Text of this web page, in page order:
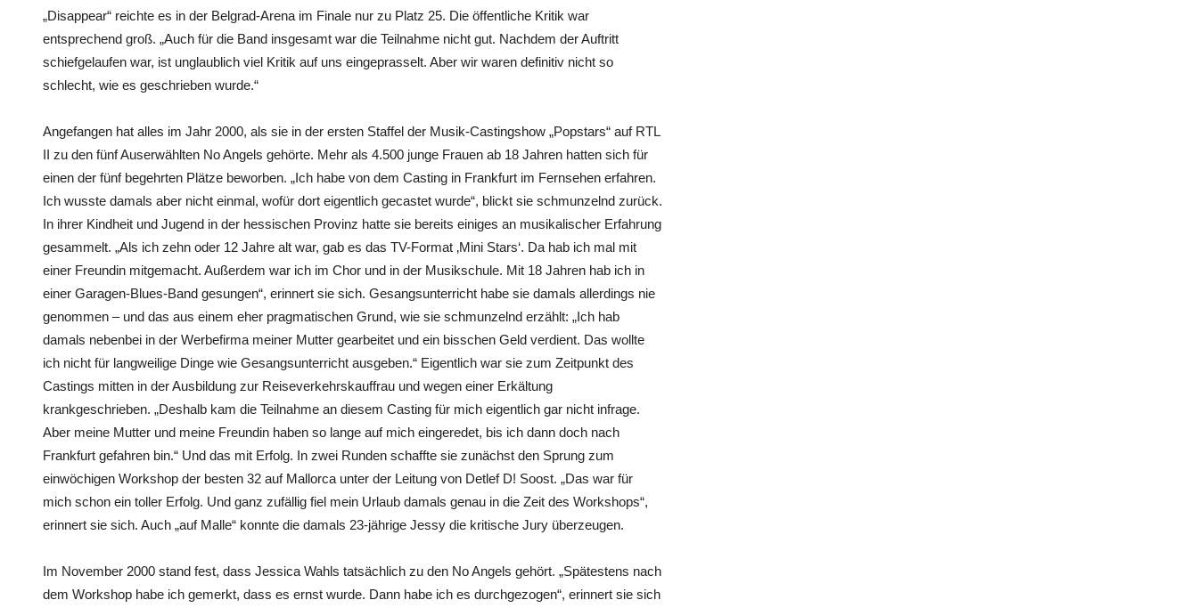
„Disappear“ reichte es in der Belgrad-Arena im Finale nur zu Platz 25. Die öffentliche Kritik war
entsprechend groß. „Auch für die Band insgesamt war die Teilnahme nicht gut. Nachdem der Auftritt
schiefgelaufen war, ist unglaublich viel Kritik auf uns eingeprasselt. Aber wir waren definitiv nicht so
schlecht, wie es geschrieben wurde.“
Angefangen hat alles im Jahr 2000, als sie in der ersten Staffel der Musik-Castingshow „Popstars“ auf RTL
II zu den fünf Auserwählten No Angels gehörte. Mehr als 4.500 junge Frauen ab 18 Jahren hatten sich für
einen der fünf begehrten Plätze beworben. „Ich habe von dem Casting in Frankfurt im Fernsehen erfahren.
Ich wusste damals aber nicht einmal, wofür dort eigentlich gecastet wurde“, blickt sie schmunzelnd zurück.
In ihrer Kindheit und Jugend in der hessischen Provinz hatte sie bereits einiges an musikalischer Erfahrung
gesammelt. „Als ich zehn oder 12 Jahre alt war, gab es das TV-Format ‚Mini Stars‘. Da hab ich mal mit
einer Freundin mitgemacht. Außerdem war ich im Chor und in der Musikschule. Mit 18 Jahren hab ich in
einer Garagen-Blues-Band gesungen“, erinnert sie sich. Gesangsunterricht habe sie damals allerdings nie
genommen – und das aus einem eher pragmatischen Grund, wie sie schmunzelnd erzählt: „Ich hab
damals nebenbei in der Werbefirma meiner Mutter gearbeitet und ein bisschen Geld verdient. Das wollte
ich nicht für langweilige Dinge wie Gesangsunterricht ausgeben.“ Eigentlich war sie zum Zeitpunkt des
Castings mitten in der Ausbildung zur Reiseverkehrskauffrau und wegen einer Erkältung
krankgeschrieben. „Deshalb kam die Teilnahme an diesem Casting für mich eigentlich gar nicht infrage.
Aber meine Mutter und meine Freundin haben so lange auf mich eingeredet, bis ich dann doch nach
Frankfurt gefahren bin.“ Und das mit Erfolg. In zwei Runden schaffte sie zunächst den Sprung zum
einwöchigen Workshop der besten 32 auf Mallorca unter der Leitung von Detlef D! Soost. „Das war für
mich schon ein toller Erfolg. Und ganz zufällig fiel mein Urlaub damals genau in die Zeit des Workshops“,
erinnert sie sich. Auch „auf Malle“ konnte die damals 23-jährige Jessy die kritische Jury überzeugen.
Im November 2000 stand fest, dass Jessica Wahls tatsächlich zu den No Angels gehört. „Spätestens nach
dem Workshop habe ich gemerkt, dass es ernst wurde. Dann habe ich es durchgezogen“, erinnert sie sich